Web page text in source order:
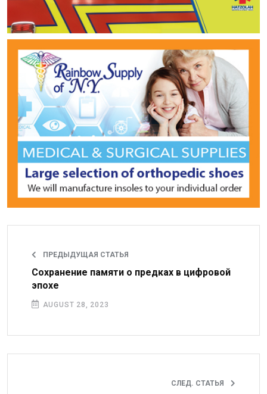
ПРЕДЫДУЩАЯ СТАТЬЯ
Сохранение памяти о предках в цифровой
эпохе
AUGUST 28, 2023
СЛЕД. СТАТЬЯ